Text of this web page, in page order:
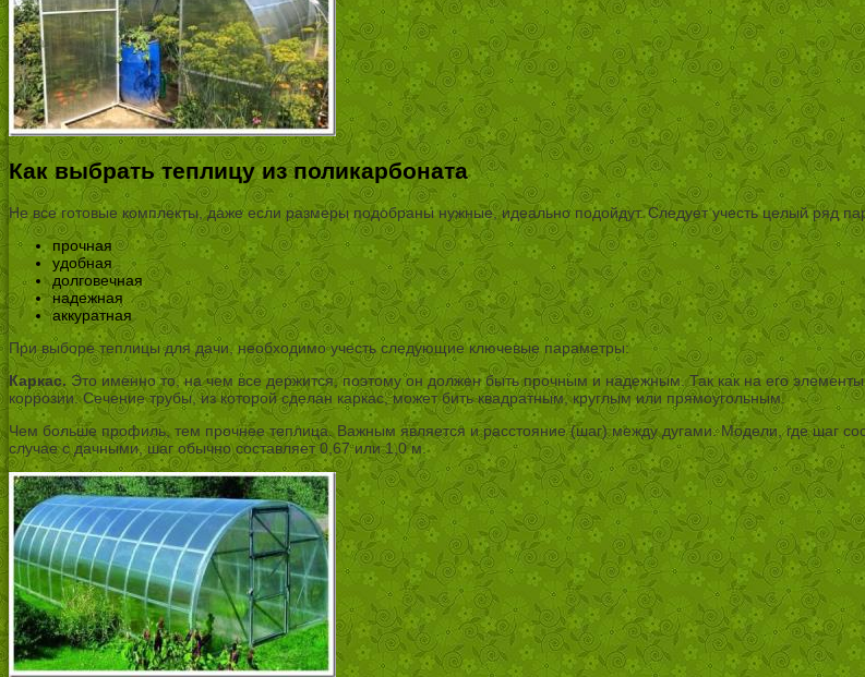
Как выбрать теплицу из поликарбоната
Не все готовые комплекты, даже если размеры подобраны нужные, идеально подойдут. Следует учесть целый ряд
прочная
удобная
долговечная
надежная
аккуратная
При выборе теплицы для дачи, необходимо учесть следующие ключевые параметры:
Каркас. Это именно то, на чем все держится, поэтому он должен быть прочным и надежным. Так как на его
коррозии. Сечение трубы, из которой сделан каркас, может бить квадратным, круглым или прямоугольным.
Чем больше профиль, тем прочнее теплица. Важным является и расстояние (шаг) между дугами. Модели, где шаг
случае с дачными, шаг обычно составляет 0,67 или 1,0 м.